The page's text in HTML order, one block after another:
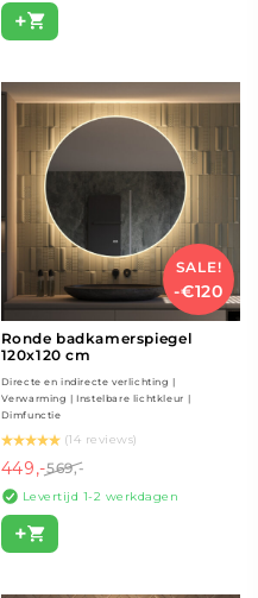
+
SALE!
-€120
Ronde badkamerspiegel
120x120 cm
Directe en indirecte verlichting |
Verwarming | Instelbare lichtkleur |
Dimfunctie
(14 reviews)
449,-569,-
Levertijd 1-2 werkdagen
+